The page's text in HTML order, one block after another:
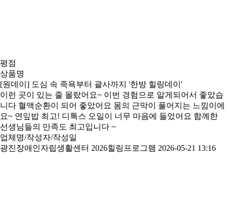
평점
상품명
[원데이] 도심 속 족욕부터 괄사까지 '한방 힐링데이'
이런 곳이 있는 줄 몰랐어요~ 이번 경험으로 알게되어서 좋았습
니다 혈액순환이 되어 좋았어요 몸의 근막이 풀어지는 느낌이에
요~ 연잎밥 최고! 디톡스 오일이 너무 마음에 들었어요 함께한
선생님들의 만족도 최고입니다 ~
업체명/작성자/작성일
광진장애인자립생활센터 2026힐링프로그램 2026-05-21 13:16